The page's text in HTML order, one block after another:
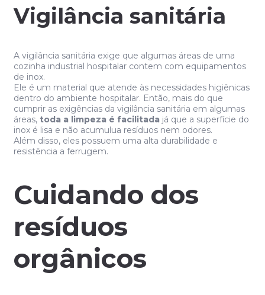
Vigilância sanitária
A vigilância sanitária exige que algumas áreas de uma
cozinha industrial hospitalar contem com equipamentos
de inox.
Ele é um material que atende às necessidades higiênicas
dentro do ambiente hospitalar. Então, mais do que
cumprir as exigências da vigilância sanitária em algumas
áreas, toda a limpeza é facilitada já que a superfície do
inox é lisa e não acumulua resíduos nem odores.
Além disso, eles possuem uma alta durabilidade e
resistência a ferrugem.
Cuidando dos
resíduos
orgânicos